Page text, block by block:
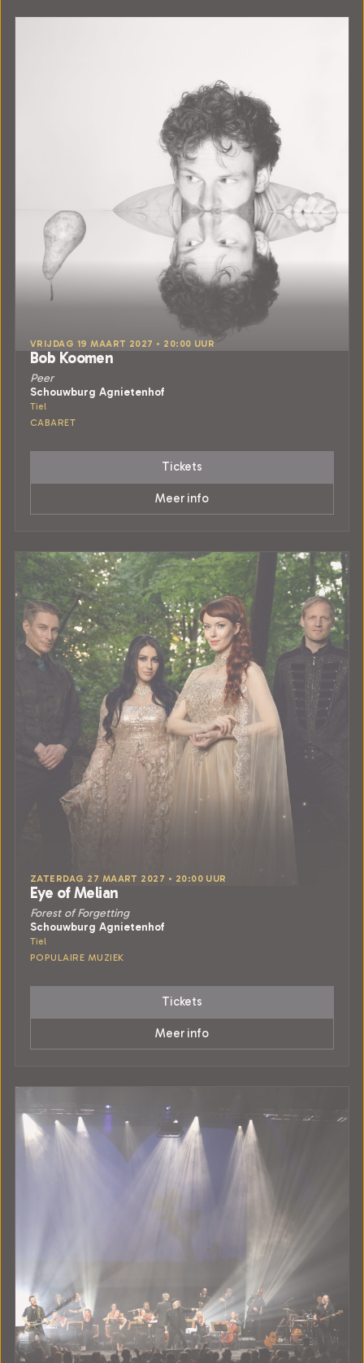
VRIJDAG 19 MAART 2027 • 20:00 UUR
Bob Koomen
Peer
Schouwburg Agnietenhof
Tiel
CABARET
Tickets
Meer info
ZATERDAG 27 MAART 2027 • 20:00 UUR
Eye of Melian
Forest of Forgetting
Schouwburg Agnietenhof
Tiel
POPULAIRE MUZIEK
Tickets
Meer info